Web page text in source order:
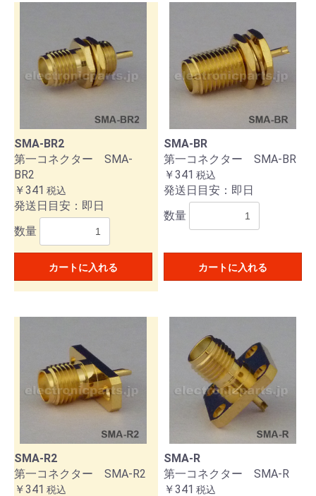
SMA-BR2
第一コネクター SMA-
BR2
￥341 税込
発送日目安：即日
数量
カートに入れる
SMA-BR
第一コネクター SMA-BR
￥341 税込
発送日目安：即日
数量
カートに入れる
SMA-R2
第一コネクター SMA-R2
￥341 税込
SMA-R
第一コネクター SMA-R
￥341 税込